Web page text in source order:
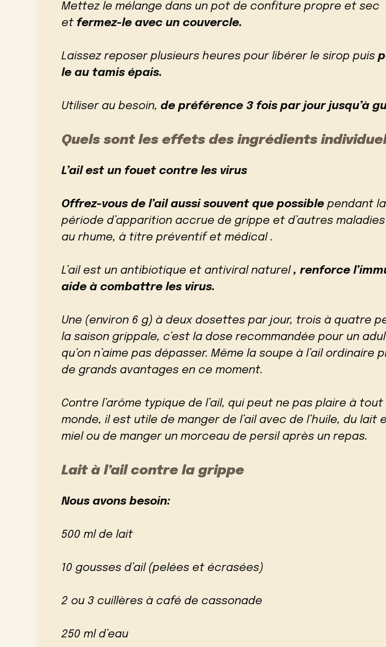
Mettez le mélange dans un pot de confiture propre et sec
et fermez-le avec un couvercle.
Laissez reposer plusieurs heures pour libérer le sirop puis
le au tamis épais.
Utiliser au besoin, de préférence 3 fois par jour jusqu’à
Quels sont les effets des ingrédients
L’ail est un fouet contre les virus
Offrez-vous de l’ail aussi souvent que possible pendant la
période d’apparition accrue de grippe et d’autres
au rhume, à titre préventif et médical .
L’ail est un antibiotique et antiviral naturel , renforce
aide à combattre les virus.
Une (environ 6 g) à deux dosettes par jour, trois à quatre
la saison grippale, c’est la dose recommandée pour un
qu’on n’aime pas dépasser. Même la soupe à l’ail ordinaire
de grands avantages en ce moment.
Contre l’arôme typique de l’ail, qui peut ne pas plaire à tout
monde, il est utile de manger de l’ail avec de l’huile, du lait
miel ou de manger un morceau de persil après un repas.
Lait à l’ail contre la grippe
Nous avons besoin:
500 ml de lait
10 gousses d’ail (pelées et écrasées)
2 ou 3 cuillères à café de cassonade
250 ml d’eau